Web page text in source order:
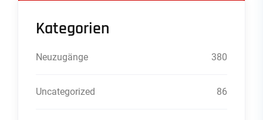
Kategorien
Neuzugänge 380
Uncategorized 86